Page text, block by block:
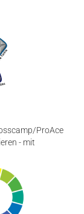
ProAce
- mit